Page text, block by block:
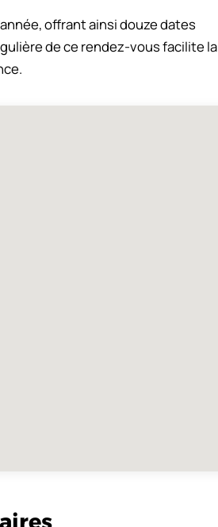
offrant ainsi douze dates
de ce rendez-vous facilite la